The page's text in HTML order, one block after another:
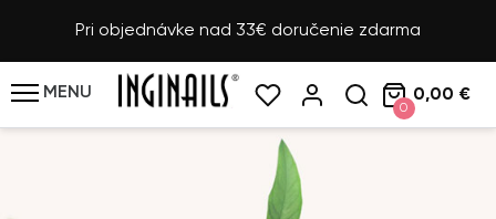
Pri objednávke nad 33€ doručenie zdarma
MENU
0
0,00 €